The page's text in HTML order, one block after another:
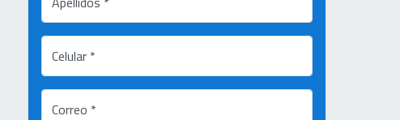
Celular *
Correo *